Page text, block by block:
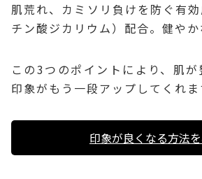
肌荒れ、カミソリ負けを防ぐ有
チン酸ジカリウム）配合。健やか
この3つのポイントにより、肌
印象がもう一段アップしてくれま
印象が良くなる方法